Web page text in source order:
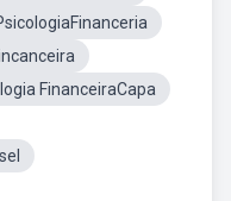
FinanceiraCapa